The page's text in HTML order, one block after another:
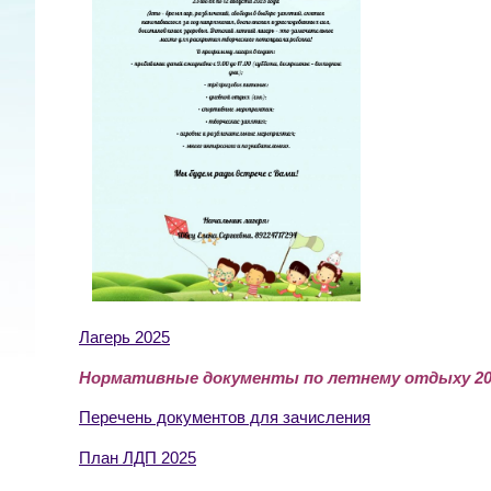
Лагерь 2025
Нормативные документы по летнему отдыху
Перечень документов для зачисления
План ЛДП 2025